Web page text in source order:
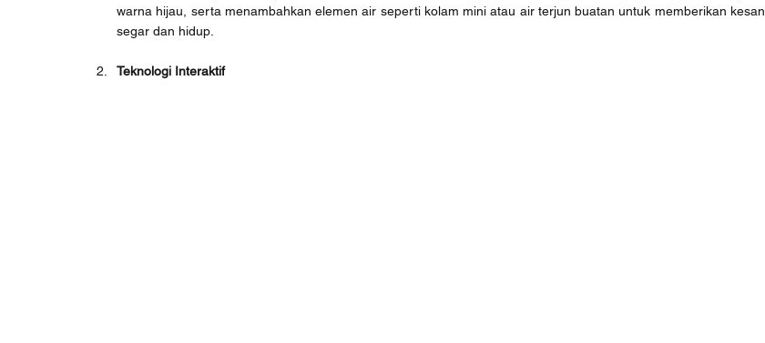
warna hijau, serta menambahkan elemen air seperti kolam mini atau air terjun buatan untuk memberikan kesan
segar dan hidup.
Teknologi Interaktif